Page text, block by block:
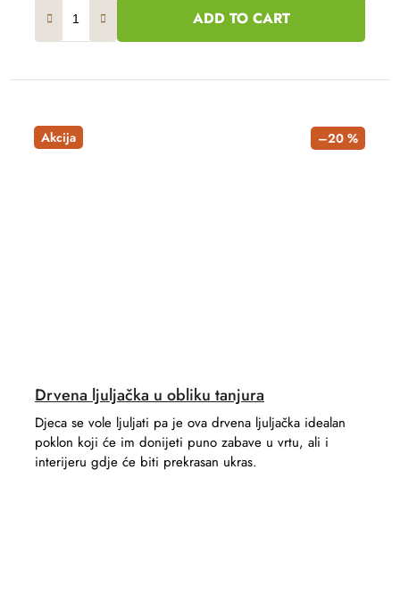
ADD TO CART
Akcija –20 %
Drvena ljuljačka u obliku tanjura
Djeca se vole ljuljati pa je ova drvena ljuljačka idealan
poklon koji će im donijeti puno zabave u vrtu, ali i
interijeru gdje će biti prekrasan ukras.